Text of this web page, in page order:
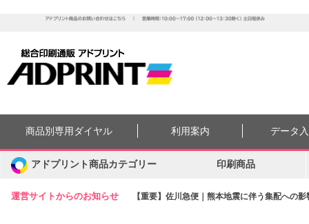
運営サイトからのお知らせ 【重要】佐川急便｜熊本地震に伴う集配への
商品別専用ダイヤル 利用案内 データ
アドプリント商品カテゴリー 印刷商品